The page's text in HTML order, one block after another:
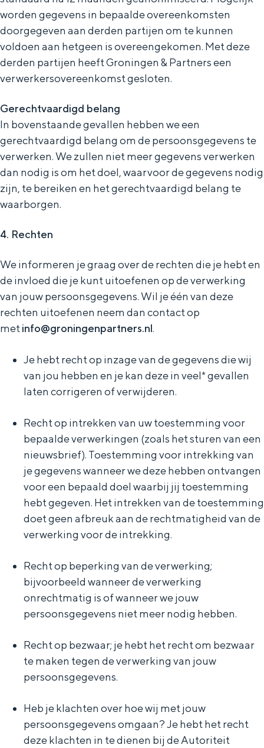
worden gegevens in bepaalde overeenkomsten
doorgegeven aan derden partijen om te kunnen
voldoen aan hetgeen is overeengekomen. Met deze
derden partijen heeft Groningen & Partners een
verwerkersovereenkomst gesloten.
Gerechtvaardigd belang
In bovenstaande gevallen hebben we een
gerechtvaardigd belang om de persoonsgegevens te
verwerken. We zullen niet meer gegevens verwerken
dan nodig is om het doel, waarvoor de gegevens nodig
zijn, te bereiken en het gerechtvaardigd belang te
waarborgen.
4. Rechten
We informeren je graag over de rechten die je hebt en
de invloed die je kunt uitoefenen op de verwerking
van jouw persoonsgegevens. Wil je één van deze
rechten uitoefenen neem dan contact op
metinfo@groningenpartners.nl.
Je hebt recht op inzage van de gegevens die wij
van jou hebben en je kan deze in veel* gevallen
laten corrigeren of verwijderen.
Recht op intrekken van uw toestemming voor
bepaalde verwerkingen (zoals het sturen van een
nieuwsbrief). Toestemming voor intrekking van
je gegevens wanneer we deze hebben ontvangen
voor een bepaald doel waarbij jij toestemming
hebt gegeven. Het intrekken van de toestemming
doet geen afbreuk aan de rechtmatigheid van de
verwerking voor de intrekking.
Recht op beperking van de verwerking;
bijvoorbeeld wanneer de verwerking
onrechtmatig is of wanneer we jouw
persoonsgegevens niet meer nodig hebben.
Recht op bezwaar; je hebt het recht om bezwaar
te maken tegen de verwerking van jouw
persoonsgegevens.
Heb je klachten over hoe wij met jouw
persoonsgegevens omgaan? Je hebt het recht
deze klachten in te dienen bij de Autoriteit